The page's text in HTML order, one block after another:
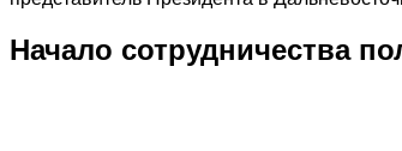
Начало сотрудничества